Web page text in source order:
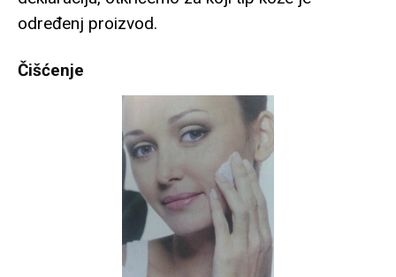
određenj proizvod.
Čišćenje